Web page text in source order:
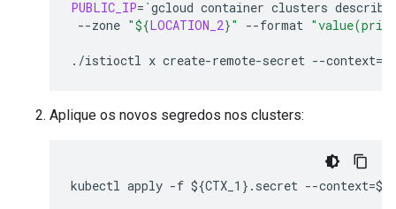
PUBLIC_IP= `gcloud container clusters describe
--zone "${LOCATION_2}" --format
./istioctl x create-remote-secret --context=
Aplique os novos segredos nos clusters: